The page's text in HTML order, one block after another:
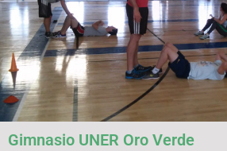
Gimnasio UNER Oro Verde